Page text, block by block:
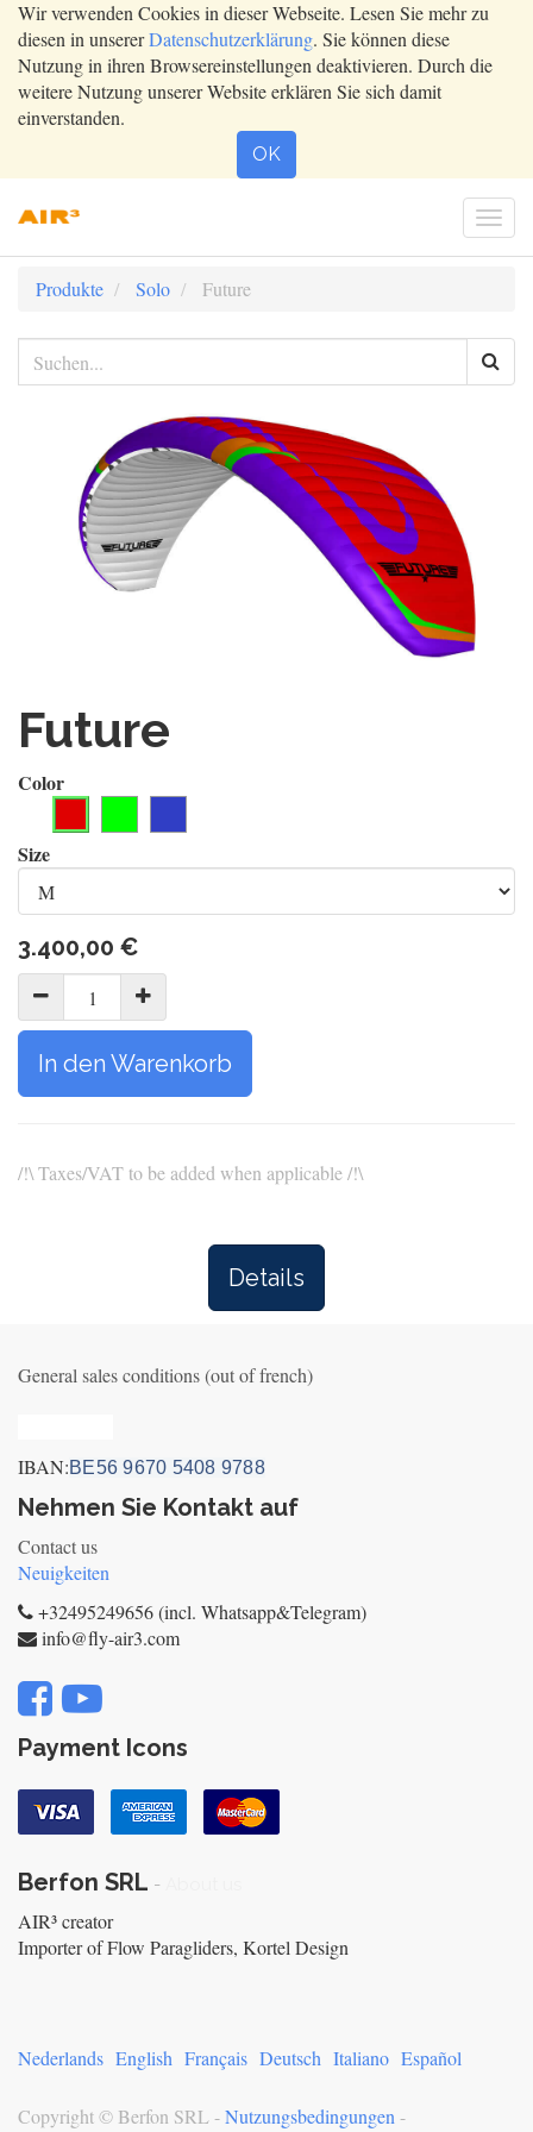
Wir verwenden Cookies in dieser Webseite. Lesen Sie mehr zu
diesen in unsererDatenschutzerklärung. Sie können diese
Nutzung in ihren Browsereinstellungen deaktivieren. Durch die
weitere Nutzung unserer Website erklären Sie sich damit
einverstanden.
OK
Produkte Solo Future
Future
Color
Size
3.400,00 €
In den Warenkorb
/!\ Taxes/VAT to be added when applicable /!\
Details
General sales conditions (out of french)
IBAN:BE56 9670 5408 9788
Nehmen Sie Kontakt auf
Contact us
Neuigkeiten
+32495249656 (incl. Whatsapp&Telegram)
info@fly-air3.com
Payment Icons
Berfon SRL -
AIR³ creator
Importer of Flow Paragliders, Kortel Design
Nederlands English Français Deutsch Italiano Español
Copyright © Berfon SRL-Nutzungsbedingungen -